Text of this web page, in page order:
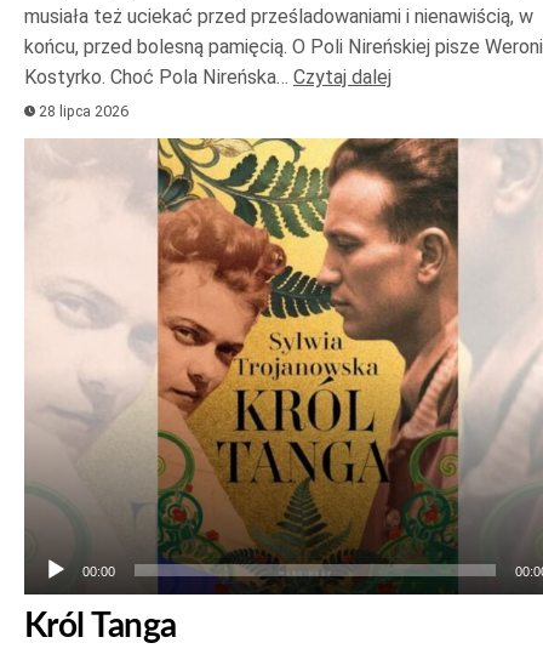
musiała też uciekać przed prześladowaniami i nienawiścią, w
końcu, przed bolesną pamięcią. O Poli Nireńskiej pisze
Kostyrko. Choć Pola Nireńska… Czytaj dalej
28 lipca 2026
plików
00:00
Król Tanga